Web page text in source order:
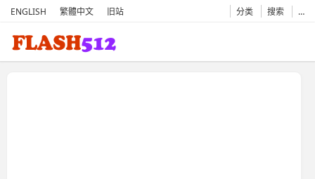
ENGLISH 繁體中文 旧站 分类 搜索 …